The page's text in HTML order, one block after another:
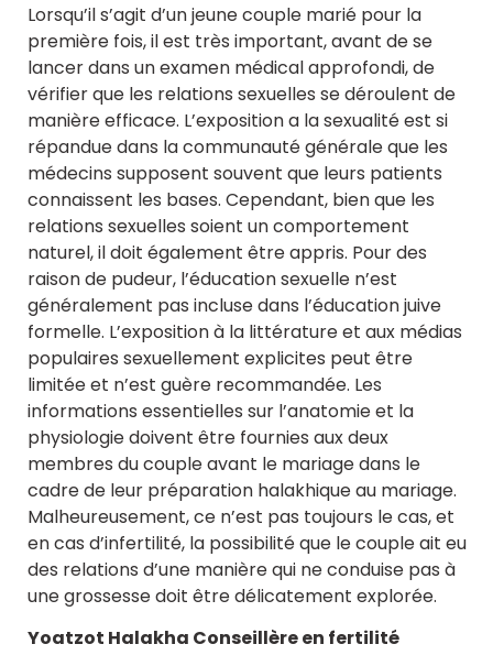
Lorsqu’il s’agit d’un jeune couple marié pour la
première fois, il est très important, avant de se
lancer dans un examen médical approfondi, de
vérifier que les relations sexuelles se déroulent de
manière efficace. L’exposition a la sexualité est si
répandue dans la communauté générale que les
médecins supposent souvent que leurs patients
connaissent les bases. Cependant, bien que les
relations sexuelles soient un comportement
naturel, il doit également être appris. Pour des
raison de pudeur, l’éducation sexuelle n’est
généralement pas incluse dans l’éducation juive
formelle. L’exposition à la littérature et aux médias
populaires sexuellement explicites peut être
limitée et n’est guère recommandée. Les
informations essentielles sur l’anatomie et la
physiologie doivent être fournies aux deux
membres du couple avant le mariage dans le
cadre de leur préparation halakhique au mariage.
Malheureusement, ce n’est pas toujours le cas, et
en cas d’infertilité, la possibilité que le couple ait eu
des relations d’une manière qui ne conduise pas à
une grossesse doit être délicatement explorée.
Yoatzot Halakha Conseillère en fertilité